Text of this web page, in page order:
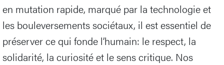
en mutation rapide, marqué par la technologie et
les bouleversements sociétaux, il est essentiel de
préserver ce qui fonde l’humain: le respect, la
solidarité, la curiosité et le sens critique. Nos